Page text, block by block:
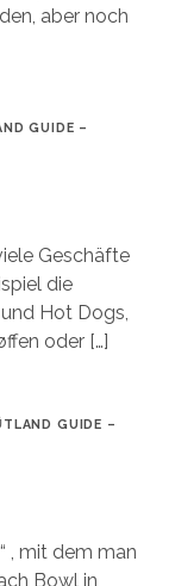
aber noch
GUIDE –
Geschäfte
die
Hot Dogs,
oder […]
GUIDE –
, mit dem man
Bowl in